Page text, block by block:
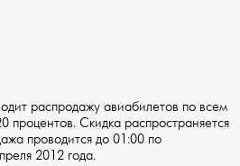
распродажу авиабилетов по всем
процентов. Скидка распространяется
проводится до 01:00 по
2012 года.